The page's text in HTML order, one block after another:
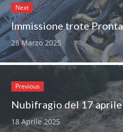
Next
28 Marzo 2025
Previous
Nubifragio del 17
18 Aprile 2025